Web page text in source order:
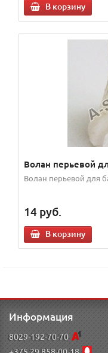
В корзину
Волан перьевой
Волан перьевой для
14 руб.
В корзину
Информация
8029-192-70-70